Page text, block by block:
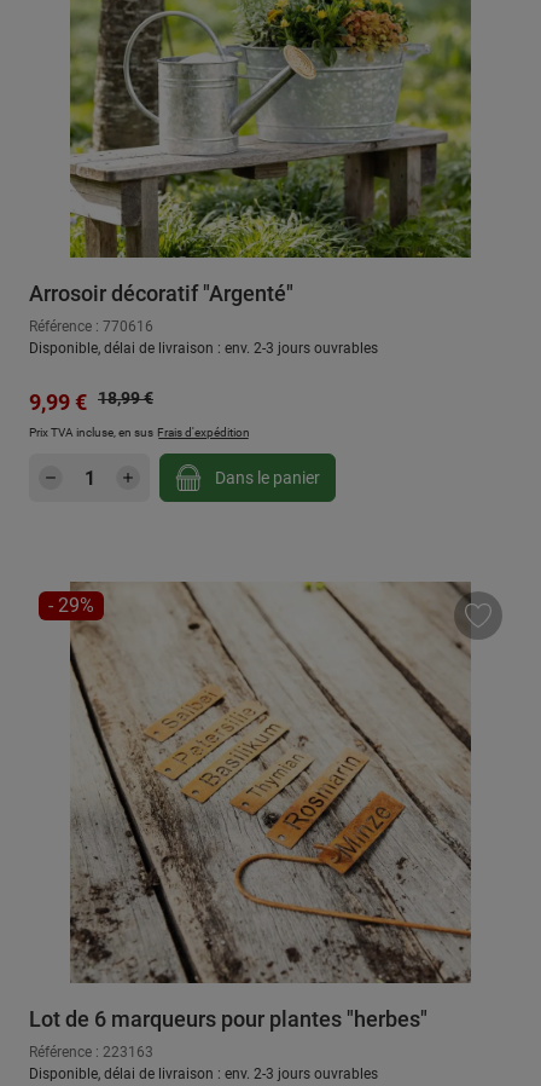
Arrosoir décoratif "Argenté"
Référence : 770616
Disponible, délai de livraison : env. 2-3 jours ouvrables
Prix de vente :
9,99 € Prix régulier :
18,99 €
Prix TVA incluse, en sus Frais d'expédition
Quantité de produit : Entrez la quantité
Dans le panier
RÉDUCTION
- 29%
Lot de 6 marqueurs pour plantes "herbes"
Référence : 223163
Disponible, délai de livraison : env. 2-3 jours ouvrables